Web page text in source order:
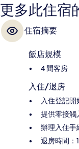
更多此住宿
住宿摘要
飯店規模
4 間客房
入住/退房
入住登記
提供零接觸
辦理入住手
退房時間：